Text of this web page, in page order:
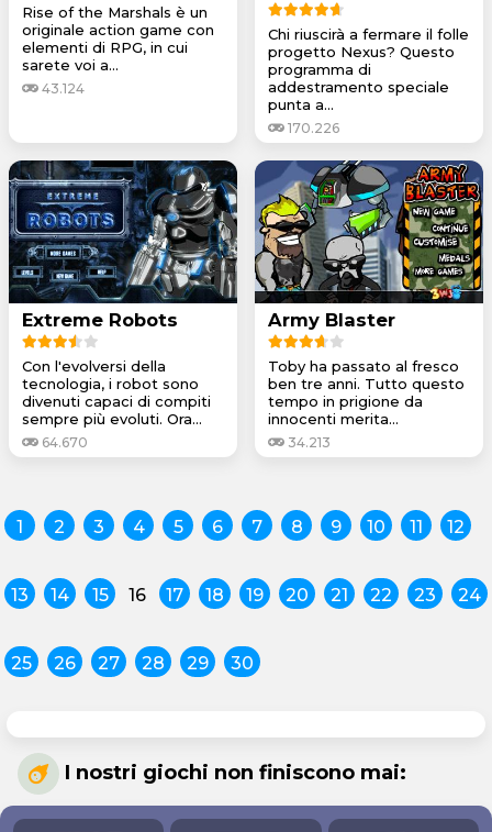
Rise of the Marshals è un
originale action game con
elementi di RPG, in cui
sarete voi a...
43.124
Chi riuscirà a fermare il folle
progetto Nexus? Questo
programma di
addestramento speciale
punta a...
170.226
Extreme Robots
Con l'evolversi della
tecnologia, i robot sono
divenuti capaci di compiti
sempre più evoluti. Ora...
64.670
Army Blaster
Toby ha passato al fresco
ben tre anni. Tutto questo
tempo in prigione da
innocenti merita...
34.213
1 2 3 4 5 6 7 8 9 10 11 12
13 14 15 16 17 18 19 20 21 22 23 24
25 26 27 28 29 30
I nostri giochi non finiscono mai: